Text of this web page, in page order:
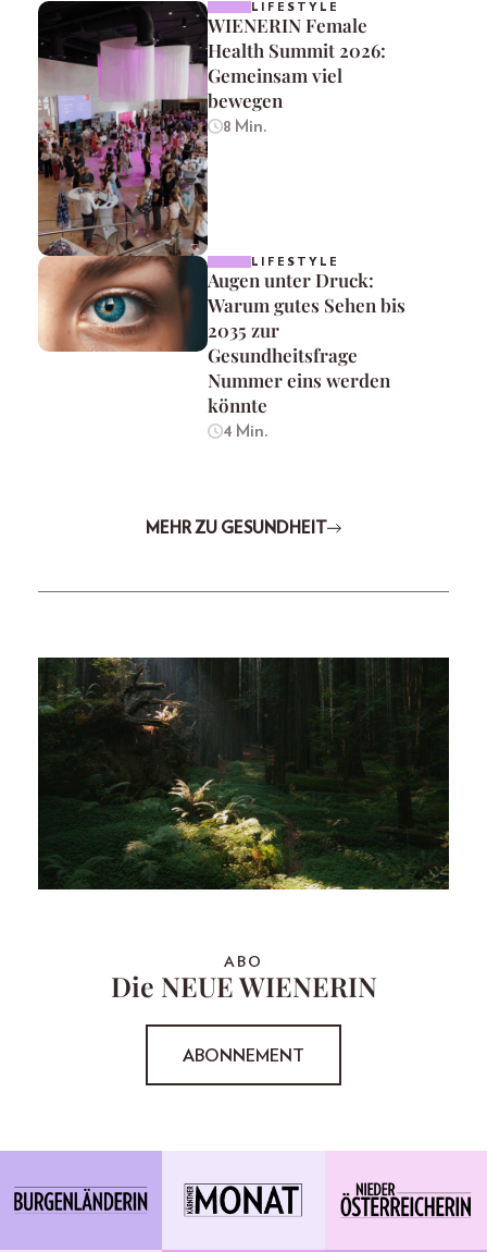
LIFESTYLE
WIENERIN Female
Health Summit 2026:
Gemeinsam viel
bewegen
8 Min.
LIFESTYLE
Augen unter Druck:
Warum gutes Sehen bis
2035 zur
Gesundheitsfrage
Nummer eins werden
könnte
4 Min.
MEHR ZU GESUNDHEIT
ABO
Die NEUE WIENERIN
ABONNEMENT